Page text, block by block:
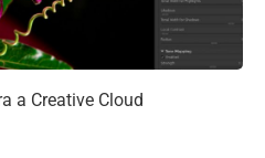
a Creative Cloud